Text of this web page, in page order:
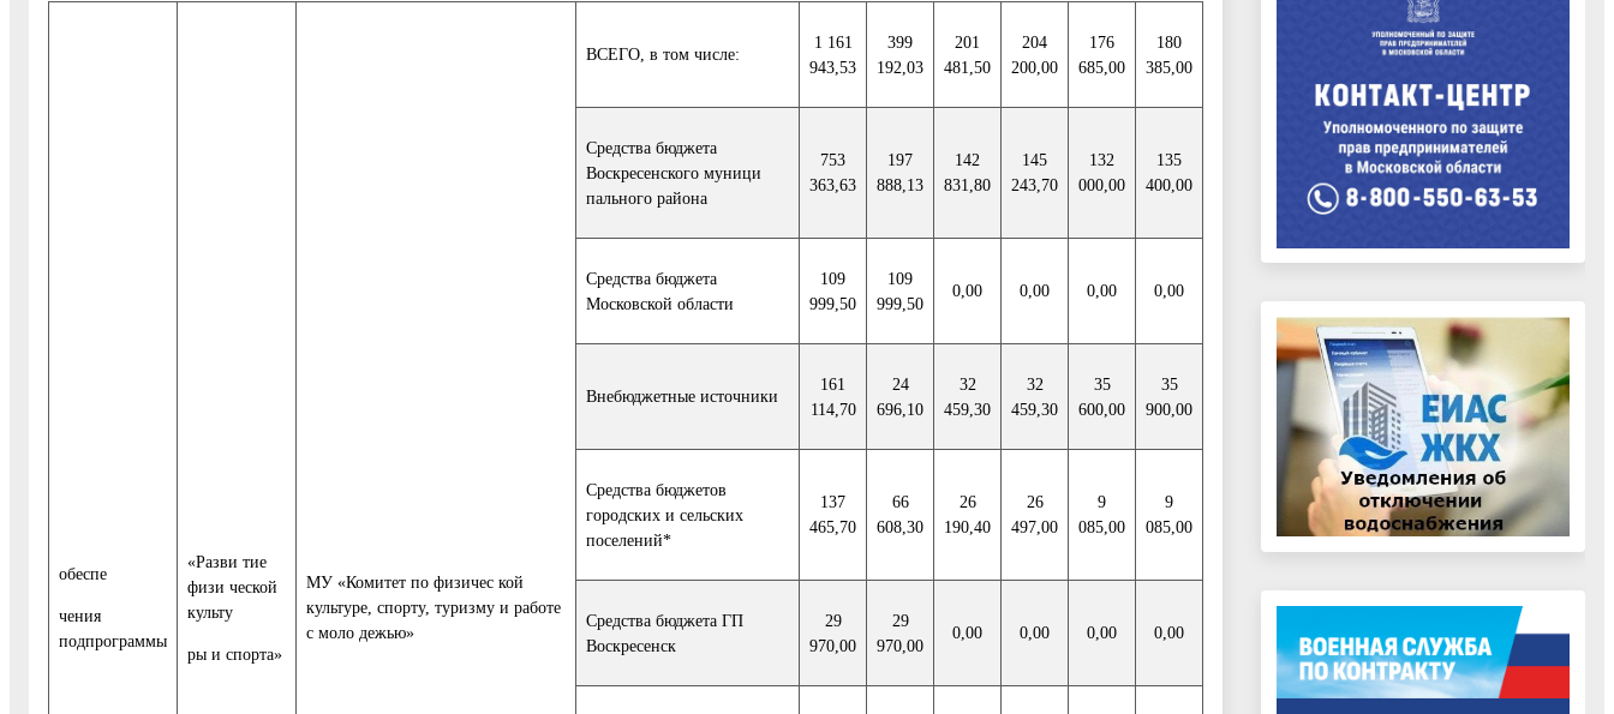
обеспе
чения
подпрограммы
«Разви тие
физи ческой
культу
ры и спорта»
МУ «Комитет по физичес кой
культуре, спорту, туризму и работе
с моло дежью»
ВСЕГО, в том числе:
1 161
943,53
399
192,03
201
481,50
204
200,00
176
685,00
180
385,00
Средства бюджета
Воскресенского муници
пального района
753
363,63
197
888,13
142
831,80
145
243,70
132
000,00
135
400,00
Средства бюджета
Московской области
109
999,50
109
999,50
0,00 0,00 0,00 0,00
Внебюджетные источники
161
114,70
24
696,10
32
459,30
32
459,30
35
600,00
35
900,00
Средства бюджетов
городских и сельских
поселений*
137
465,70
66
608,30
26
190,40
26
497,00
9
085,00
9
085,00
Средства бюджета ГП
Воскресенск
29
970,00
29
970,00
0,00 0,00 0,00 0,00